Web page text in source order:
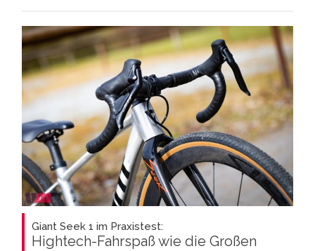
Giant Seek 1 im Praxistest:
Hightech-Fahrspaß wie die Großen